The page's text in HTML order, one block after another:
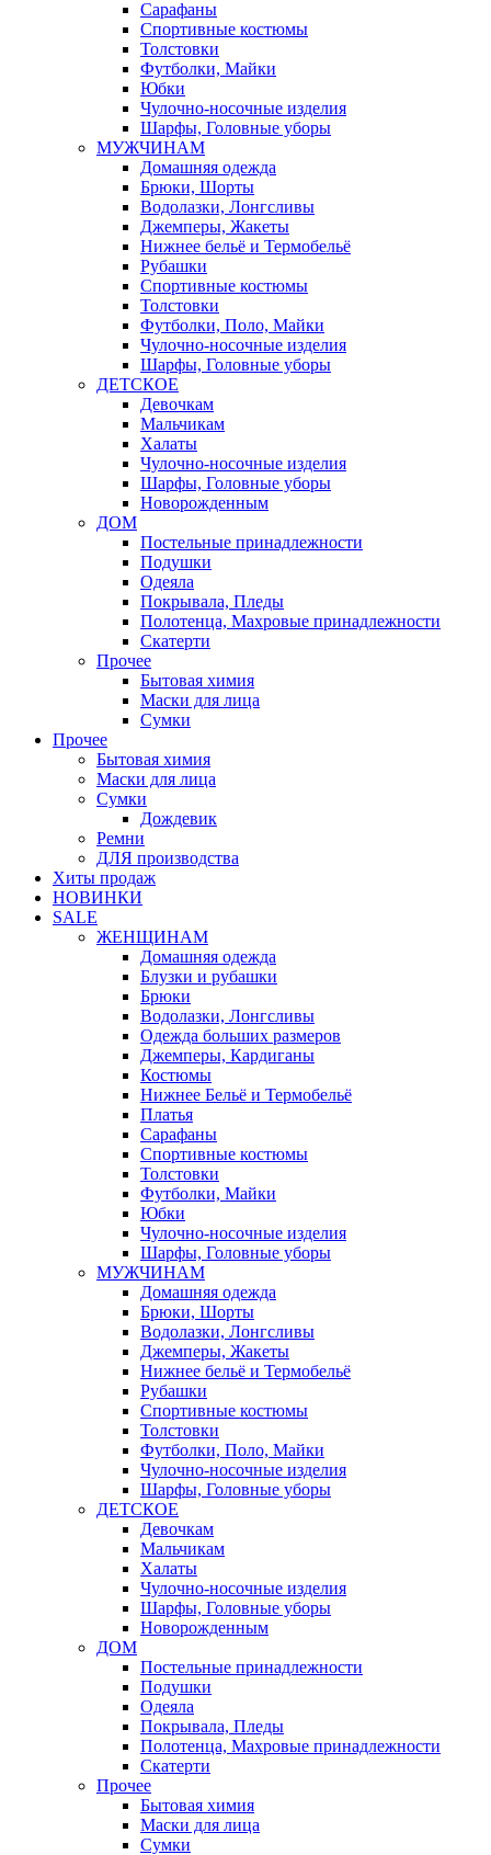
Сарафаны
Спортивные костюмы
Толстовки
Футболки, Майки
Юбки
Чулочно-носочные изделия
Шарфы, Головные уборы
МУЖЧИНАМ
Домашняя одежда
Брюки, Шорты
Водолазки, Лонгсливы
Джемперы, Жакеты
Нижнее бельё и Термобельё
Рубашки
Спортивные костюмы
Толстовки
Футболки, Поло, Майки
Чулочно-носочные изделия
Шарфы, Головные уборы
ДЕТСКОЕ
Девочкам
Мальчикам
Халаты
Чулочно-носочные изделия
Шарфы, Головные уборы
Новорожденным
ДОМ
Постельные принадлежности
Подушки
Одеяла
Покрывала, Пледы
Полотенца, Махровые принадлежности
Скатерти
Прочее
Бытовая химия
Маски для лица
Сумки
Прочее
Бытовая химия
Маски для лица
Сумки
Дождевик
Ремни
ДЛЯ производства
Хиты продаж
НОВИНКИ
SALE
ЖЕНЩИНАМ
Домашняя одежда
Блузки и рубашки
Брюки
Водолазки, Лонгсливы
Одежда больших размеров
Джемперы, Кардиганы
Костюмы
Нижнее Бельё и Термобельё
Платья
Сарафаны
Спортивные костюмы
Толстовки
Футболки, Майки
Юбки
Чулочно-носочные изделия
Шарфы, Головные уборы
МУЖЧИНАМ
Домашняя одежда
Брюки, Шорты
Водолазки, Лонгсливы
Джемперы, Жакеты
Нижнее бельё и Термобельё
Рубашки
Спортивные костюмы
Толстовки
Футболки, Поло, Майки
Чулочно-носочные изделия
Шарфы, Головные уборы
ДЕТСКОЕ
Девочкам
Мальчикам
Халаты
Чулочно-носочные изделия
Шарфы, Головные уборы
Новорожденным
ДОМ
Постельные принадлежности
Подушки
Одеяла
Покрывала, Пледы
Полотенца, Махровые принадлежности
Скатерти
Прочее
Бытовая химия
Маски для лица
Сумки